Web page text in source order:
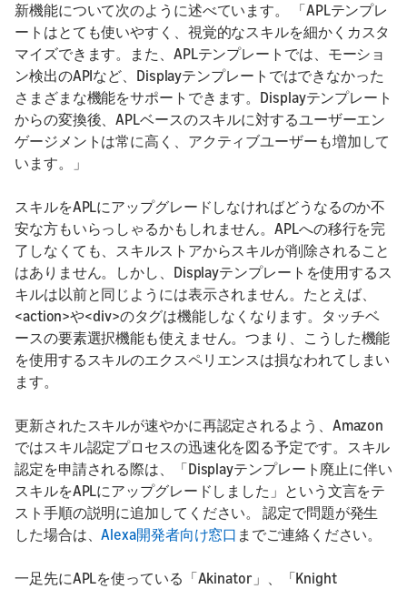
新機能について次のように述べています。 「APLテンプレ
ートはとても使いやすく、視覚的なスキルを細かくカスタ
マイズできます。また、APLテンプレートでは、モーショ
ン検出のAPIなど、Displayテンプレートではできなかった
さまざまな機能をサポートできます。Displayテンプレート
からの変換後、APLベースのスキルに対するユーザーエン
ゲージメントは常に高く、アクティブユーザーも増加して
います。」
スキルをAPLにアップグレードしなければどうなるのか不
安な方もいらっしゃるかもしれません。APLへの移行を完
了しなくても、スキルストアからスキルが削除されること
はありません。しかし、Displayテンプレートを使用するス
キルは以前と同じようには表示されません。たとえば、
<action>や<div>のタグは機能しなくなります。タッチベ
ースの要素選択機能も使えません。つまり、こうした機能
を使用するスキルのエクスペリエンスは損なわれてしまい
ます。
更新されたスキルが速やかに再認定されるよう、Amazon
ではスキル認定プロセスの迅速化を図る予定です。スキル
認定を申請される際は、「Displayテンプレート廃止に伴い
スキルをAPLにアップグレードしました」という文言をテ
スト手順の説明に追加してください。 認定で問題が発生
した場合は、Alexa開発者向け窓口 までご連絡ください。
一足先にAPLを使っている「Akinator」、「Knight